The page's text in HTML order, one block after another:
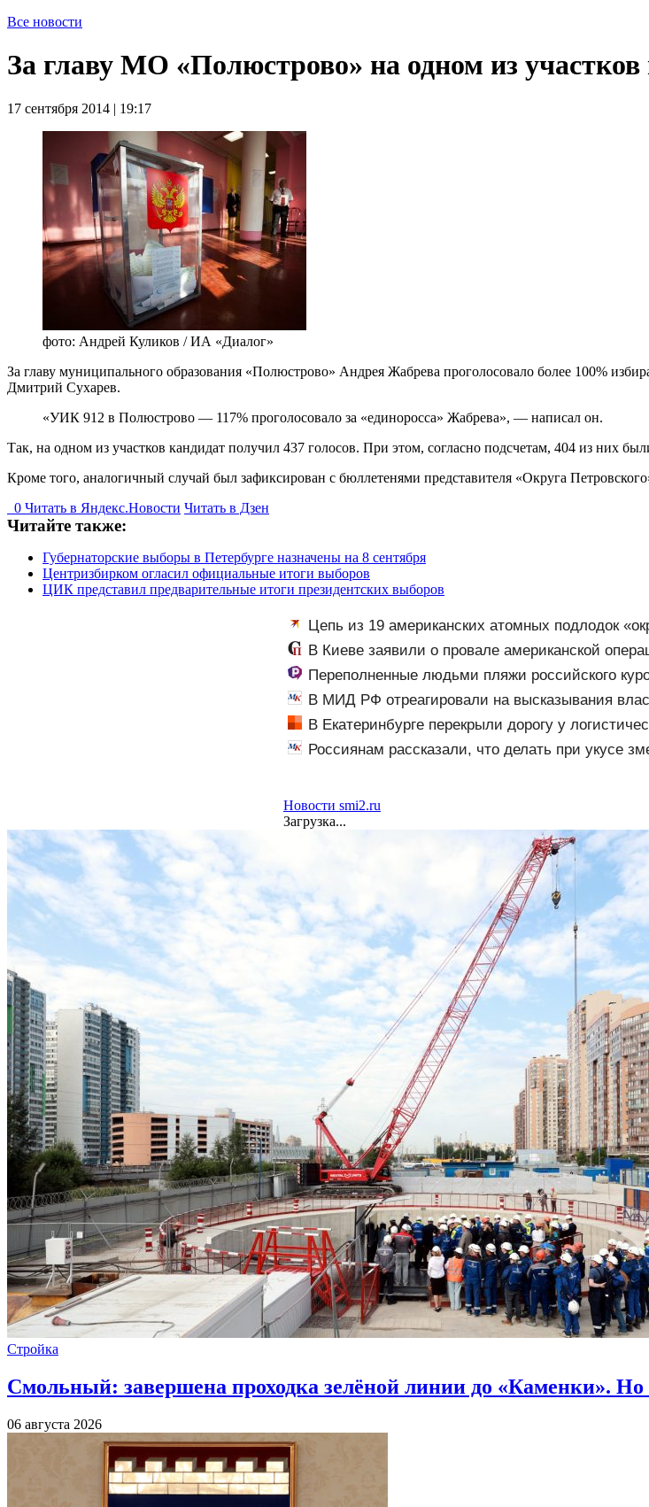
Все новости
За главу МО «Полюстрово» на одном из участков
17 сентября 2014 | 19:17
фото: Андрей Куликов / ИА «Диалог»
За главу муниципального образования «Полюстрово» Андрея Жабрева проголосовало более 100%
Дмитрий Сухарев.
«УИК 912 в Полюстрово — 117% проголосовало за «единоросса» Жабрева», — написал он.
Так, на одном из участков кандидат получил 437 голосов. При этом, согласно подсчетам, 404 из них
Кроме того, аналогичный случай был зафиксирован с бюллетенями представителя «Округа
0 Читать в Яндекс.Новости Читать в Дзен
Читайте также:
Губернаторские выборы в Петербурге назначены на 8 сентября
Центризбирком огласил официальные итоги выборов
ЦИК представил предварительные итоги президентских выборов
Цепь из 19 американских атомных подлодок
инструмент первого массированного удара
В Киеве заявили о провале американской
Переполненные людьми пляжи российского
В МИД РФ отреагировали на высказывания
В Екатеринбурге перекрыли дорогу у
Россиянам рассказали, что делать при укусе
Новости smi2.ru
Загрузка...
Стройка
Смольный: завершена проходка зелёной линии до «Каменки». Но
06 августа 2026